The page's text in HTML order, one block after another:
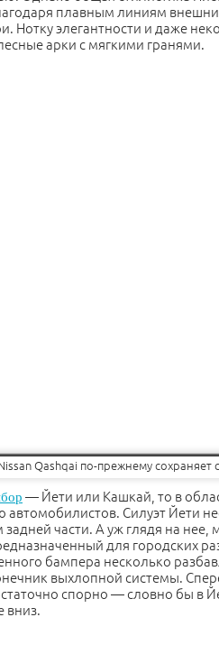
плавным линиям
Нотку элегантности и даже
арки с мягкими гранями.
Qashqai по-прежнему сохраняет
— Йети или Кашкай, то в
Силуэт Йети
части. А уж глядя на
для городских
бампера несколько
выхлопной системы.
спорно — словно бы в
вниз.